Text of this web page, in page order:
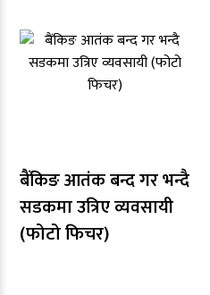
बैंकिङ आतंक बन्द गर भन्दै
सडकमा उत्रिए व्यवसायी
(फोटो फिचर)